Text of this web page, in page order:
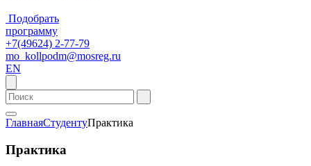
Подобрать
программу
+7(49624) 2-77-79
mo_kollpodm@mosreg.ru
EN
ГлавнаяСтудентуПрактика
Практика